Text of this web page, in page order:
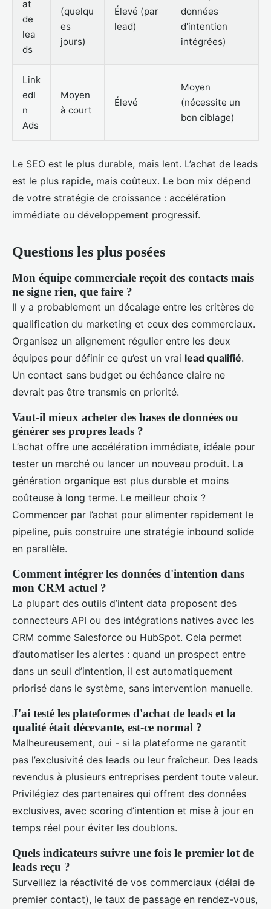
at
de
lea
ds
(quelqu
es
jours)
Élevé (par
lead)
données
d'intention
intégrées)
Link
edI
n
Ads
Moyen
à court
Élevé
Moyen
(nécessite un
bon ciblage)
Le SEO est le plus durable, mais lent. L’achat de leads
est le plus rapide, mais coûteux. Le bon mix dépend
de votre stratégie de croissance : accélération
immédiate ou développement progressif.
Questions les plus posées
Mon équipe commerciale reçoit des contacts mais
ne signe rien, que faire ?
Il y a probablement un décalage entre les critères de
qualification du marketing et ceux des commerciaux.
Organisez un alignement régulier entre les deux
équipes pour définir ce qu’est un vrai lead qualifié.
Un contact sans budget ou échéance claire ne
devrait pas être transmis en priorité.
Vaut-il mieux acheter des bases de données ou
générer ses propres leads ?
L’achat offre une accélération immédiate, idéale pour
tester un marché ou lancer un nouveau produit. La
génération organique est plus durable et moins
coûteuse à long terme. Le meilleur choix ?
Commencer par l’achat pour alimenter rapidement le
pipeline, puis construire une stratégie inbound solide
en parallèle.
Comment intégrer les données d'intention dans
mon CRM actuel ?
La plupart des outils d’intent data proposent des
connecteurs API ou des intégrations natives avec les
CRM comme Salesforce ou HubSpot. Cela permet
d’automatiser les alertes : quand un prospect entre
dans un seuil d’intention, il est automatiquement
priorisé dans le système, sans intervention manuelle.
J'ai testé les plateformes d'achat de leads et la
qualité était décevante, est-ce normal ?
Malheureusement, oui - si la plateforme ne garantit
pas l’exclusivité des leads ou leur fraîcheur. Des leads
revendus à plusieurs entreprises perdent toute valeur.
Privilégiez des partenaires qui offrent des données
exclusives, avec scoring d’intention et mise à jour en
temps réel pour éviter les doublons.
Quels indicateurs suivre une fois le premier lot de
leads reçu ?
Surveillez la réactivité de vos commerciaux (délai de
premier contact), le taux de passage en rendez-vous,